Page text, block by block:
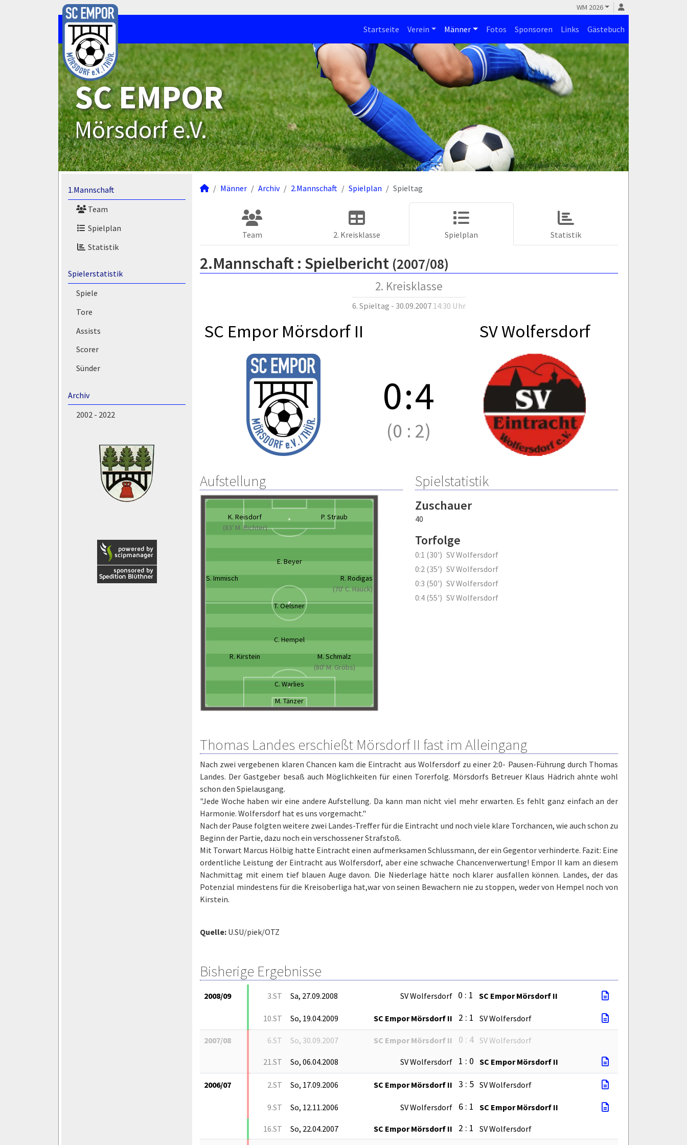
WM 2026
Startseite Verein Männer Fotos Sponsoren Links Gästebuch
SC EMPOR
Mörsdorf e.V.
1.Mannschaft
Team
Spielplan
Statistik
Spielerstatistik
Spiele
Tore
Assists
Scorer
Sünder
Archiv
2002 - 2022
Männer Archiv 2.Mannschaft Spielplan Spieltag
Team 2. Kreisklasse Spielplan Statistik
2.Mannschaft : Spielbericht (2007/08)
2. Kreisklasse
6. Spieltag - 30.09.2007 14:30 Uhr
SC Empor Mörsdorf II SV Wolfersdorf
0:4
(0 : 2)
Aufstellung
K. Reisdorf
(83' M. Richter)
P. Straub
E. Beyer
S. Immisch
R. Rodigas
(70' C. Hauck)
T. Oelsner
C. Hempel
R. Kirstein
M. Schmalz
(80' M. Gröbs)
C. Warlies
M. Tänzer
Spielstatistik
Zuschauer
40
Torfolge
0:1 (30') SV Wolfersdorf
0:2 (35') SV Wolfersdorf
0:3 (50') SV Wolfersdorf
0:4 (55') SV Wolfersdorf
Thomas Landes erschießt Mörsdorf II fast im Alleingang
Nach zwei vergebenen klaren Chancen kam die Eintracht aus Wolfersdorf zu einer 2:0- Pausen-Führung durch Thomas
Landes. Der Gastgeber besaß auch Möglichkeiten für einen Torerfolg. Mörsdorfs Betreuer Klaus Hädrich ahnte wohl
schon den Spielausgang.
"Jede Woche haben wir eine andere Aufstellung. Da kann man nicht viel mehr erwarten. Es fehlt ganz einfach an der
Harmonie. Wolfersdorf hat es uns vorgemacht."
Nach der Pause folgten weitere zwei Landes-Treffer für die Eintracht und noch viele klare Torchancen, wie auch schon zu
Beginn der Partie, dazu noch ein verschossener Strafstoß.
Mit Torwart Marcus Hölbig hatte Eintracht einen aufmerksamen Schlussmann, der ein Gegentor verhinderte. Fazit: Eine
ordentliche Leistung der Eintracht aus Wolfersdorf, aber eine schwache Chancenverwertung! Empor II kam an diesem
Nachmittag mit einem tief blauen Auge davon. Die Niederlage hätte noch klarer ausfallen können. Landes, der das
Potenzial mindestens für die Kreisoberliga hat,war von seinen Bewachern nie zu stoppen, weder von Hempel noch von
Kirstein.
Quelle: U.SU/piek/OTZ
Bisherige Ergebnisse
2008/09 3.ST Sa, 27.09.2008 SV Wolfersdorf 0 : 1 SC Empor Mörsdorf II
10.ST So, 19.04.2009 SC Empor Mörsdorf II 2 : 1 SV Wolfersdorf
2007/08 6.ST So, 30.09.2007 SC Empor Mörsdorf II 0 : 4 SV Wolfersdorf
21.ST So, 06.04.2008 SV Wolfersdorf 1 : 0 SC Empor Mörsdorf II
2006/07 2.ST So, 17.09.2006 SC Empor Mörsdorf II 3 : 5 SV Wolfersdorf
9.ST So, 12.11.2006 SV Wolfersdorf 6 : 1 SC Empor Mörsdorf II
16.ST So, 22.04.2007 SC Empor Mörsdorf II 2 : 1 SV Wolfersdorf